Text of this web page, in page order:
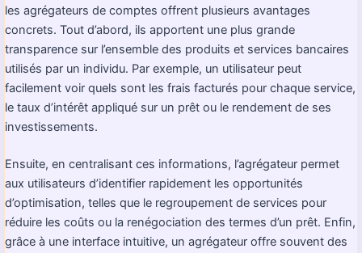
les agrégateurs de comptes offrent plusieurs avantages
concrets. Tout d’abord, ils apportent une plus grande
transparence sur l’ensemble des produits et services bancaires
utilisés par un individu. Par exemple, un utilisateur peut
facilement voir quels sont les frais facturés pour chaque service,
le taux d’intérêt appliqué sur un prêt ou le rendement de ses
investissements.
Ensuite, en centralisant ces informations, l’agrégateur permet
aux utilisateurs d’identifier rapidement les opportunités
d’optimisation, telles que le regroupement de services pour
réduire les coûts ou la renégociation des termes d’un prêt. Enfin,
grâce à une interface intuitive, un agrégateur offre souvent des